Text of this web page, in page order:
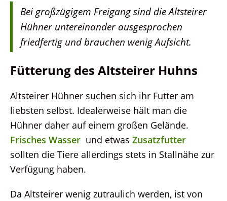
Bei großzügigem Freigang sind die Altsteirer
Hühner untereinander ausgesprochen
friedfertig und brauchen wenig Aufsicht.
Fütterung des Altsteirer Huhns
Altsteirer Hühner suchen sich ihr Futter am
liebsten selbst. Idealerweise hält man die
Hühner daher auf einem großen Gelände.
Frisches Wasser und etwas Zusatzfutter
sollten die Tiere allerdings stets in Stallnähe zur
Verfügung haben.
Da Altsteirer wenig zutraulich werden, ist von